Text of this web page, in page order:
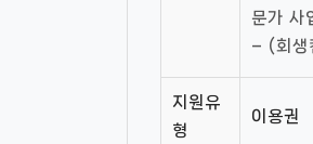
문가 사
– (회생
지원유
형
이용권